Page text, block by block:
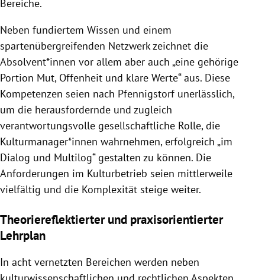
Bereiche.
Neben fundiertem Wissen und einem
spartenübergreifenden Netzwerk zeichnet die
Absolvent*innen vor allem aber auch „eine gehörige
Portion Mut, Offenheit und klare Werte“ aus. Diese
Kompetenzen seien nach Pfennigstorf unerlässlich,
um die herausfordernde und zugleich
verantwortungsvolle gesellschaftliche Rolle, die
Kulturmanager*innen wahrnehmen, erfolgreich „im
Dialog und Multilog“ gestalten zu können. Die
Anforderungen im Kulturbetrieb seien mittlerweile
vielfältig und die Komplexität steige weiter.
Theoriereflektierter und praxisorientierter
Lehrplan
In acht vernetzten Bereichen werden neben